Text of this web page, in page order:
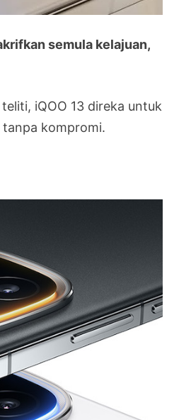
semula kelajuan,
iQOO 13 direka untuk
kompromi.